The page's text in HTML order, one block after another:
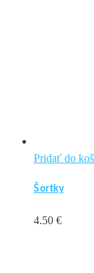
Pridať do
Šortky
4.50 €